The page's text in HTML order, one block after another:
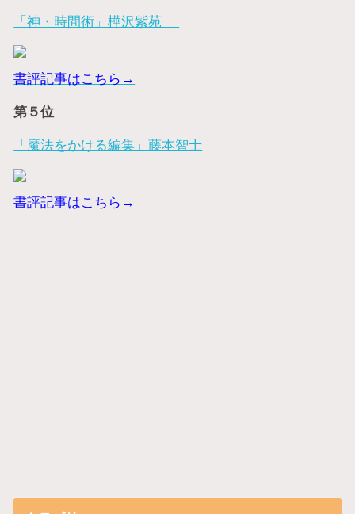
「神・時間術」樺沢紫苑
書評記事はこちら→
第５位
「魔法をかける編集」藤本智士
書評記事はこちら→